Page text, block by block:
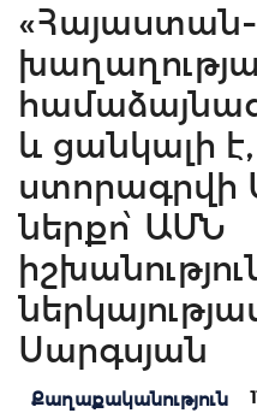
և ցանկալի
ստորագրվի
ներքո՝ ԱՄՆ
Սարգսյան
Քաղաքականություն